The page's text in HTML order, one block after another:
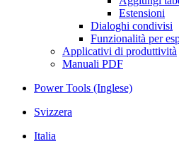
Estensioni
Dialoghi condivisi
Funzionalità per
Applicativi di produttività
Manuali PDF
Power Tools (Inglese)
Svizzera
Italia